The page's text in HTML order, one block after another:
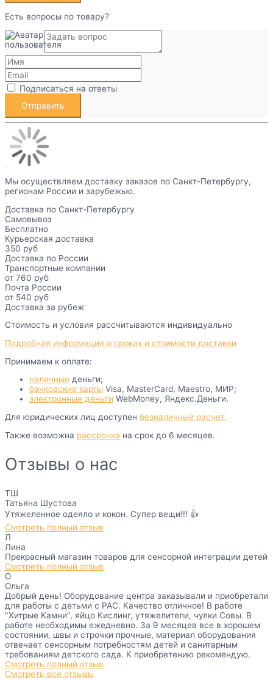
Есть вопросы по товару?
Подписаться на ответы
Мы осуществляем доставку заказов по Санкт-Петербургу,
регионам России и зарубежью.
Доставка по Санкт-Петербургу
Самовывоз
Бесплатно
Курьерская доставка
350 руб
Доставка по России
Транспортные компании
от 760 руб
Почта России
от 540 руб
Доставка за рубеж
Стоимость и условия рассчитываются индивидуально
Подробная информация о сроках и стоимости доставки
Принимаем к оплате:
наличные деньги;
банковские карты Visa, MasterCard, Maestro, МИР;
электронные деньги WebMoney, Яндекс.Деньги.
Для юридических лиц доступен безналичный расчет.
Также возможна рассрочка на срок до 6 месяцев.
Отзывы о нас
ТШ
Татьяна Шустова
Утяжеленное одеяло и кокон. Супер вещи!!! 👍
Смотреть полный отзыв
Л
Лина
Прекрасный магазин товаров для сенсорной интеграции детей
Смотреть полный отзыв
О
Ольга
Добрый день! Оборудование центра заказывали и приобретали
для работы с детьми с РАС. Качество отличное! В работе
"Хитрые Камни", яйцо Кислинг, утяжелители, чулки Совы. В
работе необходимы ежедневно. За 9 месяцев все в хорошем
состоянии, швы и строчки прочные, материал оборудования
отвечает сенсорным потребностям детей и санитарным
требованиям детского сада. К приобретению рекомендую.
Смотреть полный отзыв
Смотреть все отзывы